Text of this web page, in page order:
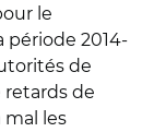
le
période 2014-
de
de
les